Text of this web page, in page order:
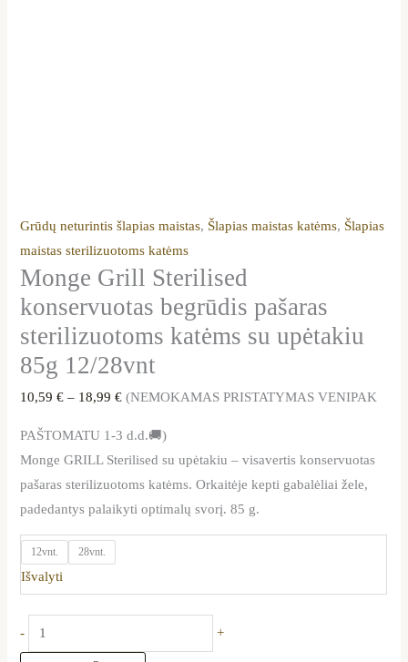
Grūdų neturintis šlapias maistas, Šlapias maistas katėms, Šlapias
maistas sterilizuotoms katėms
Monge Grill Sterilised
konservuotas begrūdis pašaras
sterilizuotoms katėms su upėtakiu
85g 12/28vnt
10,59€ – 18,99€ (NEMOKAMAS PRISTATYMAS VENIPAK
PAŠTOMATU 1-3 d.d.🚚)
Monge GRILL Sterilised su upėtakiu – visavertis konservuotas
pašaras sterilizuotoms katėms. Orkaitėje kepti gabalėliai žele,
padedantys palaikyti optimalų svorį. 85 g.
12vnt. 28vnt.
Išvalyti
- +